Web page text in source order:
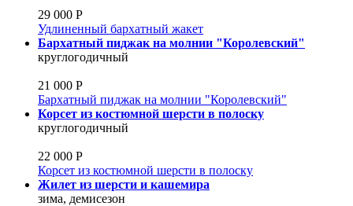
29 000 Р
Удлиненный бархатный жакет
Бархатный пиджак на молнии "Королевский"
круглогодичный
21 000 Р
Бархатный пиджак на молнии "Королевский"
Корсет из костюмной шерсти в полоску
круглогодичный
22 000 Р
Корсет из костюмной шерсти в полоску
Жилет из шерсти и кашемира
зима, демисезон